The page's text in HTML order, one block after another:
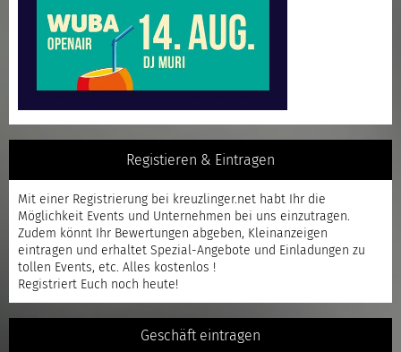
Registieren & Eintragen
Mit einer Registrierung bei kreuzlinger.net habt Ihr die
Möglichkeit Events und Unternehmen bei uns einzutragen.
Zudem könnt Ihr Bewertungen abgeben, Kleinanzeigen
eintragen und erhaltet Spezial-Angebote und Einladungen zu
tollen Events, etc. Alles kostenlos !
Registriert Euch noch heute!
Geschäft eintragen